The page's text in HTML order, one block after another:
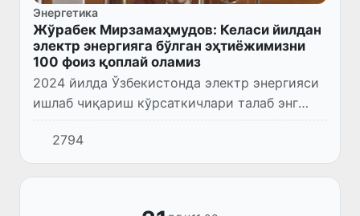
Энергетика
Жўрабек Мирзамаҳмудов: Келаси йилдан
электр энергияга бўлган эҳтиёжимизни
100 фоиз қоплай оламиз
2024 йилда Ўзбекистонда электр энергияси
ишлаб чиқариш кўрсаткичлари талаб энг
юқори бўладиган пайтларда ҳам эҳтиёжни
100 фоиз қондира оладиган даражага етади,
деб ваъда берди энер...
2794